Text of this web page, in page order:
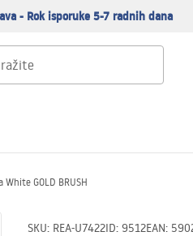
- Rok isporuke 5-7 radnih dana
GOLD BRUSH
SKU: REA-U7422ID: 9512EAN: